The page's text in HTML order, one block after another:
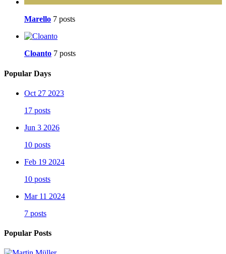
Marello 7 posts
Cloanto 7 posts
Popular Days
Oct 27 2023
17 posts
Jun 3 2026
10 posts
Feb 19 2024
10 posts
Mar 11 2024
7 posts
Popular Posts